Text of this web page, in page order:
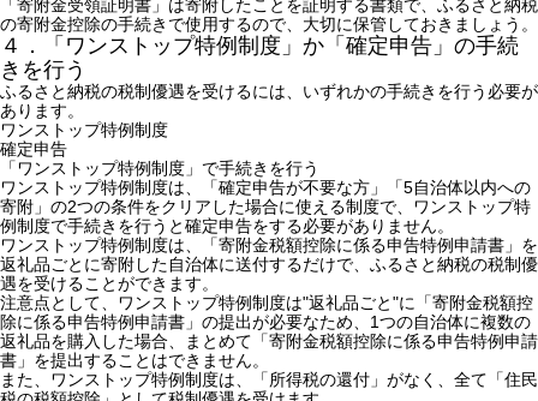
「寄附金受領証明書」は寄附したことを証明する書類で、ふるさと納税
の寄附金控除の手続きで使用するので、大切に保管しておきましょう。
４．「ワンストップ特例制度」か「確定申告」の手続
きを行う
ふるさと納税の税制優遇を受けるには、いずれかの手続きを行う必要が
あります。
ワンストップ特例制度
確定申告
「ワンストップ特例制度」で手続きを行う
ワンストップ特例制度は、「確定申告が不要な方」「5自治体以内への
寄附」の2つの条件をクリアした場合に使える制度で、ワンストップ特
例制度で手続きを行うと確定申告をする必要がありません。
ワンストップ特例制度は、「寄附金税額控除に係る申告特例申請書」を
返礼品ごとに寄附した自治体に送付するだけで、ふるさと納税の税制優
遇を受けることができます。
注意点として、ワンストップ特例制度は"返礼品ごと"に「寄附金税額控
除に係る申告特例申請書」の提出が必要なため、1つの自治体に複数の
返礼品を購入した場合、まとめて「寄附金税額控除に係る申告特例申請
書」を提出することはできません。
また、ワンストップ特例制度は、「所得税の還付」がなく、全て「住民